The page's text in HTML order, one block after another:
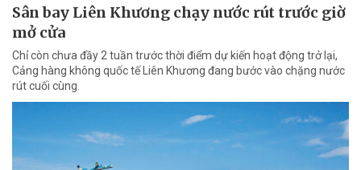
Sân bay Liên Khương chạy nước rút trước giờ
mở cửa
Chỉ còn chưa đầy 2 tuần trước thời điểm dự kiến hoạt động trở lại,
Cảng hàng không quốc tế Liên Khương đang bước vào chặng nước
rút cuối cùng.